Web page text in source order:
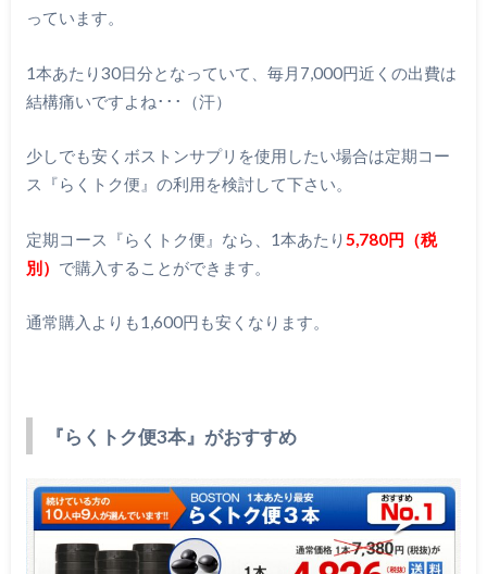
っています。
1本あたり30日分となっていて、毎月7,000円近くの出費は
結構痛いですよね･･･（汗）
少しでも安くボストンサプリを使用したい場合は定期コー
ス『らくトク便』の利用を検討して下さい。
定期コース『らくトク便』なら、1本あたり5,780円（税
別） で購入することができます。
通常購入よりも1,600円も安くなります。
『らくトク便3本』がおすすめ